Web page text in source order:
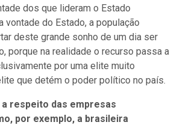
dos que lideram o Estado
vontade do Estado, a população
deste grande sonho de um dia ser
porque na realidade o recurso passa a
por uma elite muito
que detém o poder político no país.
respeito das empresas
por exemplo, a brasileira